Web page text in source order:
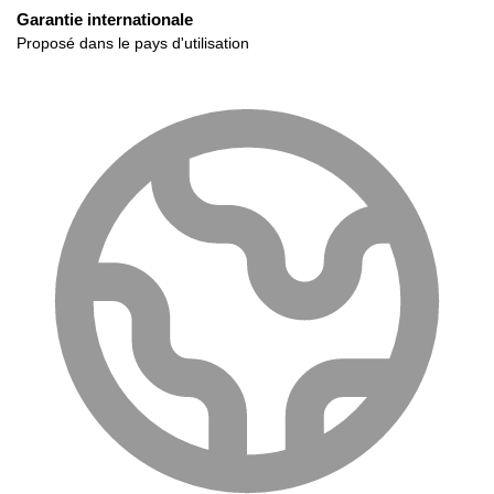
Garantie internationale
Proposé dans le pays d'utilisation